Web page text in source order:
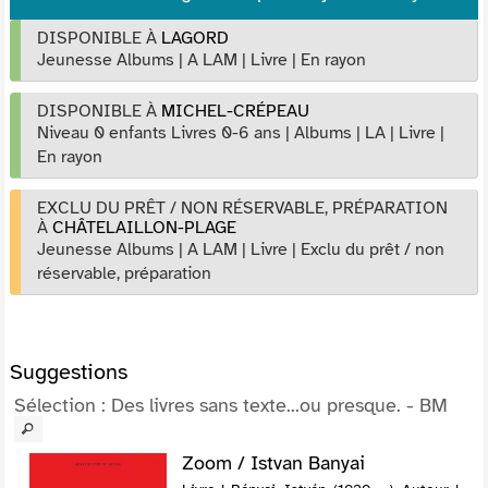
DISPONIBLE À LAGORD
Jeunesse Albums | A LAM | Livre | En rayon
DISPONIBLE À MICHEL-CRÉPEAU
Niveau 0 enfants Livres 0-6 ans | Albums | LA | Livre |
En rayon
EXCLU DU PRÊT / NON RÉSERVABLE, PRÉPARATION
À CHÂTELAILLON-PLAGE
Jeunesse Albums | A LAM | Livre | Exclu du prêt / non
réservable, préparation
Suggestions
Sélection : Des livres sans texte...ou presque. - BM
Zoom / Istvan Banyai